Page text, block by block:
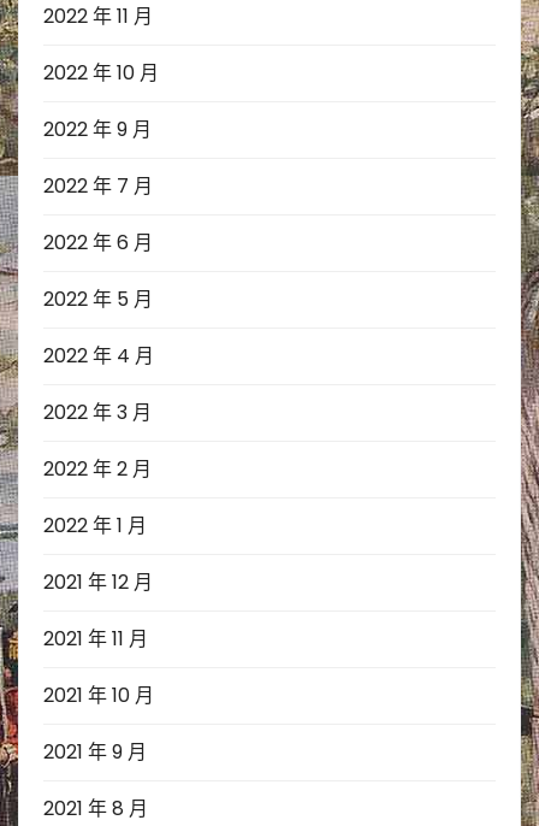
2022 年 11 月
2022 年 10 月
2022 年 9 月
2022 年 7 月
2022 年 6 月
2022 年 5 月
2022 年 4 月
2022 年 3 月
2022 年 2 月
2022 年 1 月
2021 年 12 月
2021 年 11 月
2021 年 10 月
2021 年 9 月
2021 年 8 月